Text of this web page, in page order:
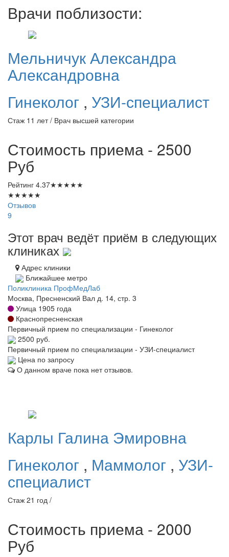
Врачи поблизости:
МельничукАлександра
Александровна
Гинеколог , УЗИ-специалист
Стаж 11 лет / Врач высшей категории
Стоимость приема - 2500
Руб
Рейтинг 4.37★★★★★
★★★★★
Отзывов
9
Этот врач ведёт приём в следующих
клиниках
Адрес клиники
Ближайшее метро
Поликлиника ПрофМедЛаб
Москва, Пресненский Вал д. 14, стр. 3
Улица 1905 года
Краснопресненская
Первичный прием по специализации - Гинеколог
2500 руб.
Первичный прием по специализации - УЗИ-специалист
Цена по запросу
О данном враче пока нет отзывов.
Карлы Галина Эмировна
Гинеколог , Маммолог , УЗИ-
специалист
Стаж 21 год /
Стоимость приема - 2000
Руб